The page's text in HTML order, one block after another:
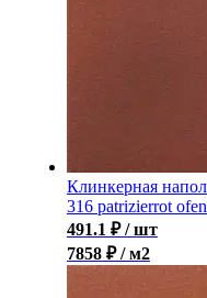
Клинкерная
316 patrizierrot
491.1 ₽ / шт
7858 ₽ / м2